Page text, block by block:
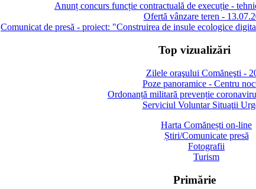
Anunț concurs funcție contractuală de execuție -
Ofertă vânzare teren -
Comunicat de presă - proiect: "Construirea de insule ecologice
Top vizualizări
Zilele oraşului Comăneşti -
Poze panoramice - Centru
Ordonanță militară prevenție
Serviciul Voluntar Situaţii
Harta Comănești on-line
Știri/Comunicate presă
Fotografii
Turism
Primărie